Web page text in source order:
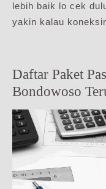
lebih baik lo cek
yakin kalau
Daftar Paket
Bondowoso